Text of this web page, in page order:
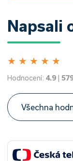
Napsali
★ ★ ★ ★ ★
Hodnocení: 4.9 |
Všechna